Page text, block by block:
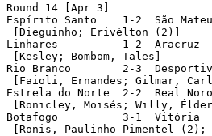
Round 14 [Apr 3]
Espírito Santo	  1-2  São Mateus
[Dieguinho; Erivélton (2)]
Linhares	  1-2  Aracruz
[Kesley; Bombom, Tales]
Rio Branco	  2-3  Desportiva
[Faioli, Ernandes; Gilmar,
Estrela do Norte  2-2  Real
[Ronicley, Moisés; Willy,
Botafogo	  3-1  Vitória
[Ronis, Paulinho Pimentel (2);